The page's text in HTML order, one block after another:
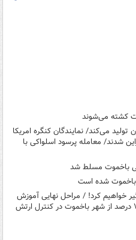
تانک مدرن تولید می‌کند/ نمایندگان کنگره امریکا
شدند/ معامله پرسود اسلواکی با
باخموت مسلط شد
باخموت شده است
خواهیم کرد! / مراحل نهایی آموزش
خدمه اوکراینی برای تانک‌های غربی/ ۷۰ درصد از شهر باخموت در کنترل ارتش